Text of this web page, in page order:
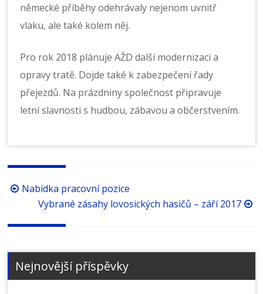
německé příběhy odehrávaly nejenom uvnitř
vlaku, ale také kolem něj.
Pro rok 2018 plánuje AŽD další modernizaci a
opravy tratě. Dojde také k zabezpečení řady
přejezdů. Na prázdniny společnost připravuje
letní slavnosti s hudbou, zábavou a občerstvením.
Procházení
příspěvků
Nabídka pracovní pozice
Vybrané zásahy lovosických hasičů – září 2017
Nejnovější příspěvky